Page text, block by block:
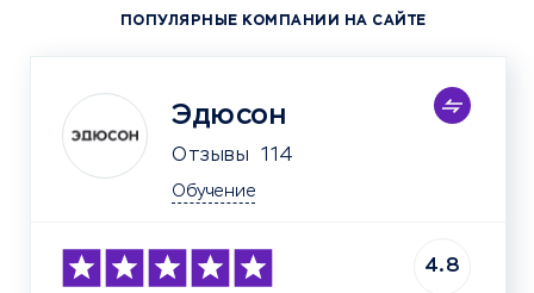
ПОПУЛЯРНЫЕ КОМПАНИИ НА САЙТЕ
Эдюсон
Отзывы 114
Обучение
4.8